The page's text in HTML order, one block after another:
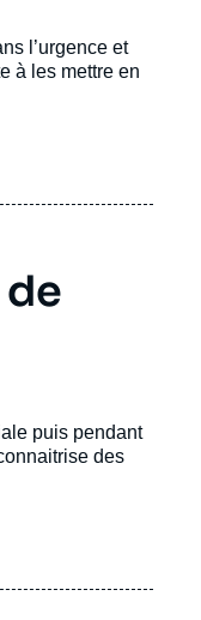
l’urgence et
à les mettre en
puis pendant
nnaitrise des